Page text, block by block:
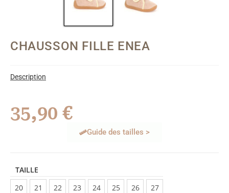
CHAUSSON FILLE ENEA
Description
35,90 €
Guide des tailles >
TAILLE
20
21 22 23 24 25 26 27